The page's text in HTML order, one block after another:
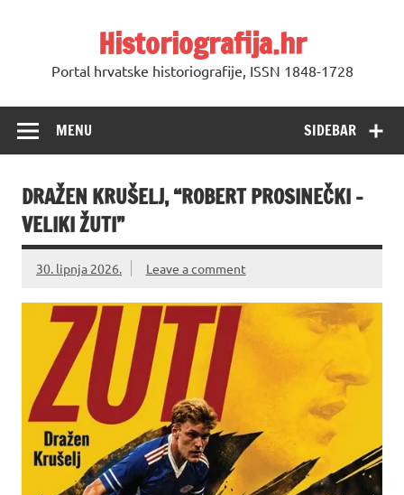
Historiografija.hr
Portal hrvatske historiografije, ISSN 1848-1728
SIDEBAR
MENU
DRAŽEN KRUŠELJ, “ROBERT PROSINEČKI –
VELIKI ŽUTI”
30. lipnja 2026. Leave a comment